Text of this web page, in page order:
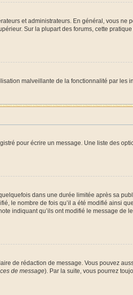
et administrateurs. En général, vous ne
Sur la plupart des forums, cette
malveillante de la fonctionnalité par les
pour écrire un message. Une liste des
dans une durée limitée après sa
le nombre de fois qu’il a été modifié ainsi
indiquant qu’ils ont modifié le message de
de rédaction de message. Vous pouvez
de message). Par la suite, vous pourrez